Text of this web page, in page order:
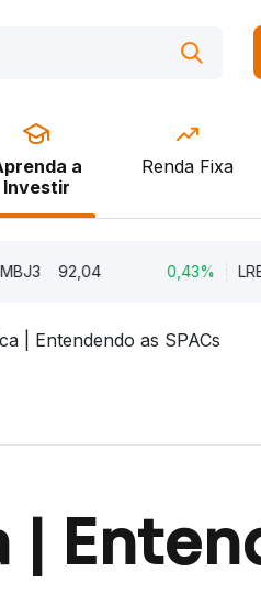
a
Investir
Renda Fixa
92,04 0,43% LREN3
| Entendendo as SPACs
|